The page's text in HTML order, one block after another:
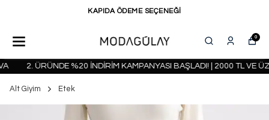
KAPIDA ÖDEME SEÇENEĞİ
0
2. ÜRÜNDE %20 İNDİRİM KAMPANYASI BAŞLADI! | 2000 TL VE
Alt Giyim Etek